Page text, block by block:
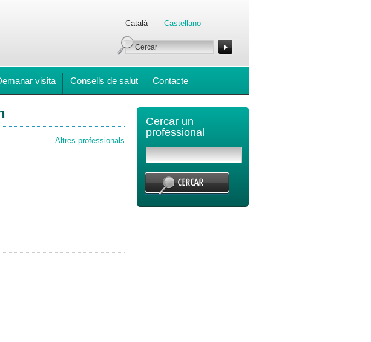
Català Castellano
visita Consells de salut Contacte
Altres professionals
Cercar un
professional